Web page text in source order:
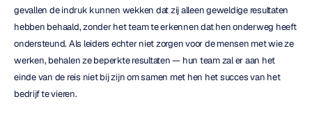
gevallen de indruk kunnen wekken dat zij alleen geweldige resultaten
hebben behaald, zonder het team te erkennen dat hen onderweg heeft
ondersteund. Als leiders echter niet zorgen voor de mensen met wie ze
werken, behalen ze beperkte resultaten — hun team zal er aan het
einde van de reis niet bij zijn om samen met hen het succes van het
bedrijf te vieren.